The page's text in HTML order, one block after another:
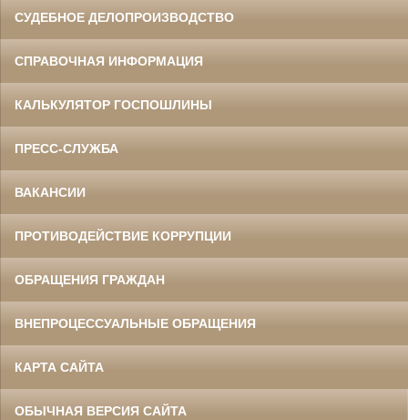
СУДЕБНОЕ ДЕЛОПРОИЗВОДСТВО
СПРАВОЧНАЯ ИНФОРМАЦИЯ
КАЛЬКУЛЯТОР ГОСПОШЛИНЫ
ПРЕСС-СЛУЖБА
ВАКАНСИИ
ПРОТИВОДЕЙСТВИЕ КОРРУПЦИИ
ОБРАЩЕНИЯ ГРАЖДАН
ВНЕПРОЦЕССУАЛЬНЫЕ ОБРАЩЕНИЯ
КАРТА САЙТА
ОБЫЧНАЯ ВЕРСИЯ САЙТА